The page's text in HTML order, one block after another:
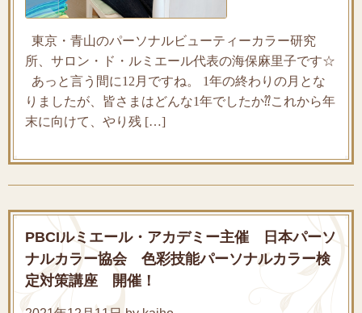
東京・青山のパーソナルビューティーカラー研究
所、サロン・ド・ルミエール代表の海保麻里子です☆
あっと言う間に12月ですね。 1年の終わりの月とな
りましたが、皆さまはどんな1年でしたか⁇これから年
末に向けて、やり残 […]
PBCIルミエール・アカデミー主催 日本パーソ
ナルカラー協会 色彩技能パーソナルカラー検
定対策講座 開催！